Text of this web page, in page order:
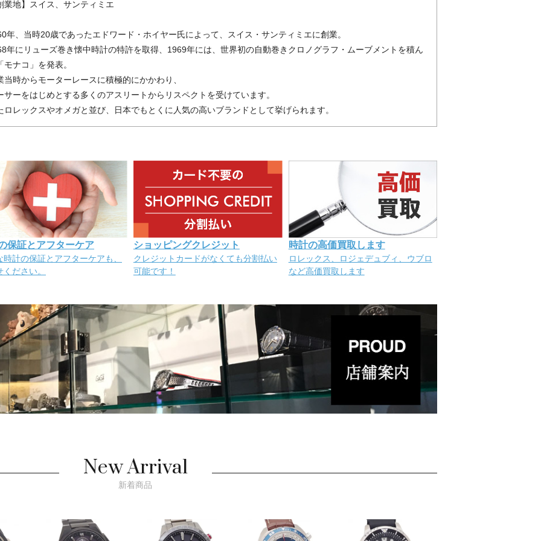
業地】スイス、サンティミエ
年、当時20歳であったエドワード・ホイヤー氏によって、スイス・サンティミエに創業。
年にリューズ巻き懐中時計の特許を取得、1969年には、世界初の自動巻きクロノグラフ・ムーブメントを積ん
モナコ」を発表。
当時からモーターレースに積極的にかかわり、
サーをはじめとする多くのアスリートからリスペクトを受けています。
ロレックスやオメガと並び、日本でもとくに人気の高いブランドとして挙げられます。
保証とアフターケア
時計の保証とアフターケアも、
ださい。
ショッピングクレジット
クレジットカードがなくても分割払い
可能です！
時計の高価買取します
ロレックス、ロジェデュブィ、ウブロ
など高価買取します
New Arrival
新着商品